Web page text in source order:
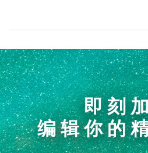
即刻
编辑你的